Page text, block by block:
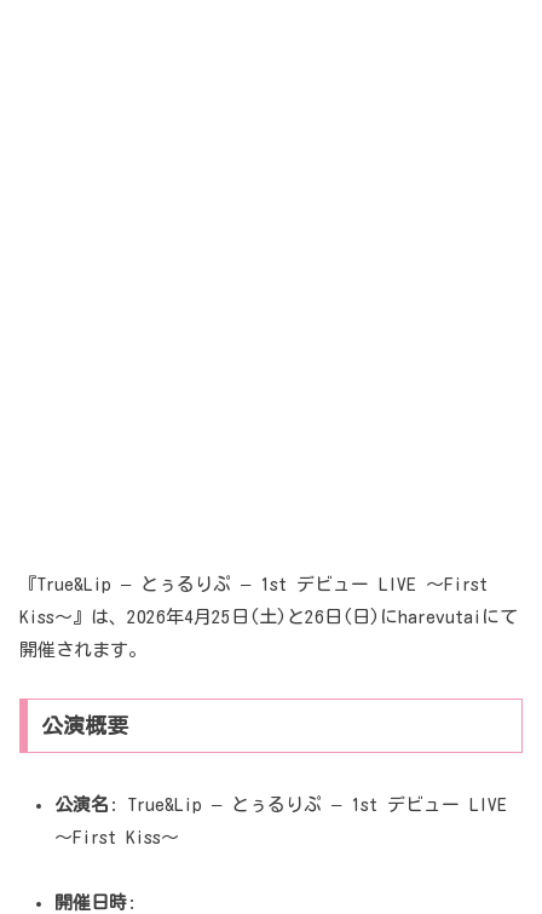
『True&Lip – とぅるりぷ – 1st デビュー LIVE 〜First
Kiss〜』は、2026年4月25日(土)と26日(日)にharevutaiにて
開催されます。
公演概要
公演名 : True&Lip – とぅるりぷ – 1st デビュー LIVE
〜First Kiss〜
開催日時 :